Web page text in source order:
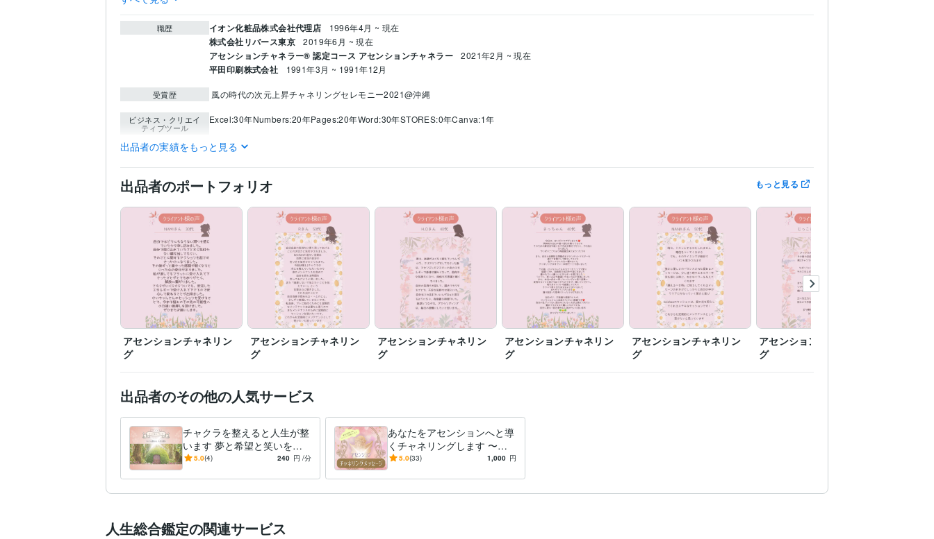
職歴 イオン化粧品株式会社代理店 1996年4月 ~ 現在
株式会社リバース東京 2019年6月 ~ 現在
アセンションチャネラー®︎ 認定コース アセンションチャネラー 2021年2月 ~ 現在
平田印刷株式会社 1991年3月 ~ 1991年12月
受賞歴 風の時代の次元上昇チャネリングセレモニー2021@沖縄
ビジネス・クリエイ
ティブツール
Excel:30年Numbers:20年Pages:20年Word:30年STORES:0年Canva:1年
得意分野 悩み相談・カウンセリング
アセンショチャネラー おしゃべり 笑い ゆるゆる 楽しい ヒーリング チャネリング 夢 希望
出品者の実績をもっと見る
出品者のポートフォリオ もっと見る
アセンションチャネリン
グ
アセンションチャネリン
グ
アセンションチャネリン
グ
アセンションチャネリン
グ
アセンションチャネリン
グ
アセンションチャネリン
グ
出品者のその他の人気サービス
チャクラを整えると人生が整
います 夢と希望と笑いをお
届けするアセンションチャネ
5.0(4) 240 円 /分
あなたをアセンションへと導
くチャネリングします 〜ア
センション☆チャネリングメ
5.0(33) 1,000 円
人生総合鑑定の関連サービス